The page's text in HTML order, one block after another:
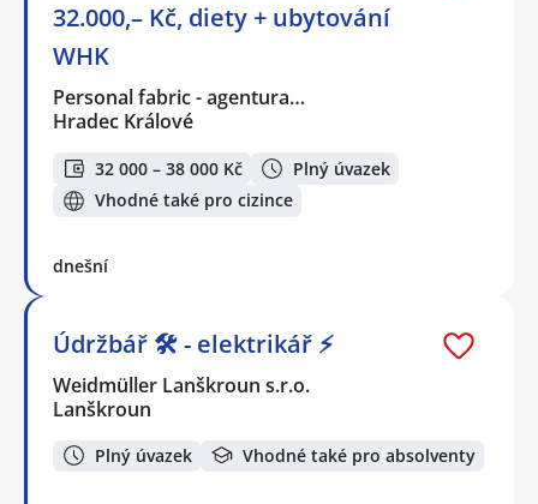
32.000,– Kč, diety + ubytování
WHK
Personal fabric - agentura…
Hradec Králové
32 000 – 38 000 Kč
Plný úvazek
Vhodné také pro cizince
dnešní
Údržbář 🛠️ - elektrikář ⚡
Weidmüller Lanškroun s.r.o.
Lanškroun
Plný úvazek Vhodné také pro absolventy